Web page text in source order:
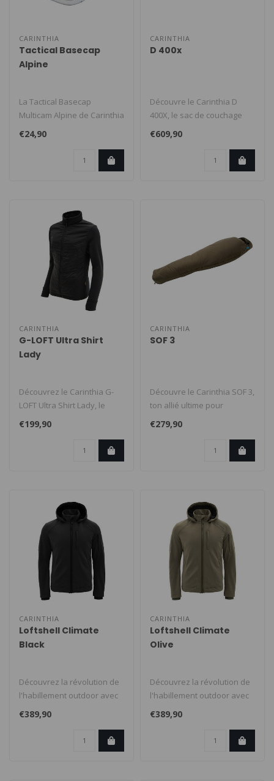
CARINTHIA
Tactical Basecap
Alpine
La Tactical Basecap
Multicam Alpine de Carinthia
est le choix parfait pour les
€24,90
CARINTHIA
D 400x
Découvre le Carinthia D
400X, le sac de couchage
ultime pour tes aventures
€609,90
CARINTHIA
G-LOFT Ultra Shirt
Lady
Découvrez le Carinthia G-
LOFT Ultra Shirt Lady, le
choix parfait pour celles qu..
€199,90
CARINTHIA
SOF 3
Découvre le Carinthia SOF 3,
ton allié ultime pour
affronter les conditions le..
€279,90
CARINTHIA
Loftshell Climate
Black
Découvrez la révolution de
l'habillement outdoor avec
la veste Carinthia Lofts..
€389,90
CARINTHIA
Loftshell Climate
Olive
Découvrez la révolution de
l'habillement outdoor avec
la veste Carinthia Lofts..
€389,90